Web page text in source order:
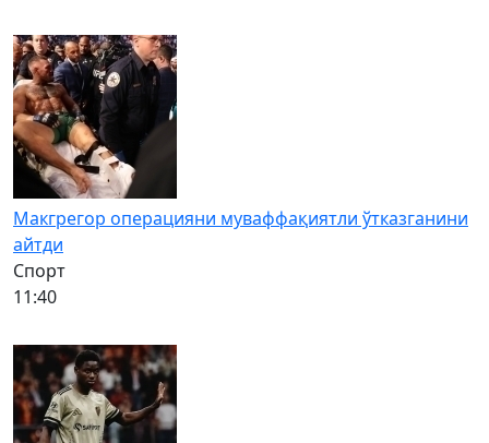
Макгрегор операцияни муваффақиятли ўтказганини
айтди
Спорт
11:40